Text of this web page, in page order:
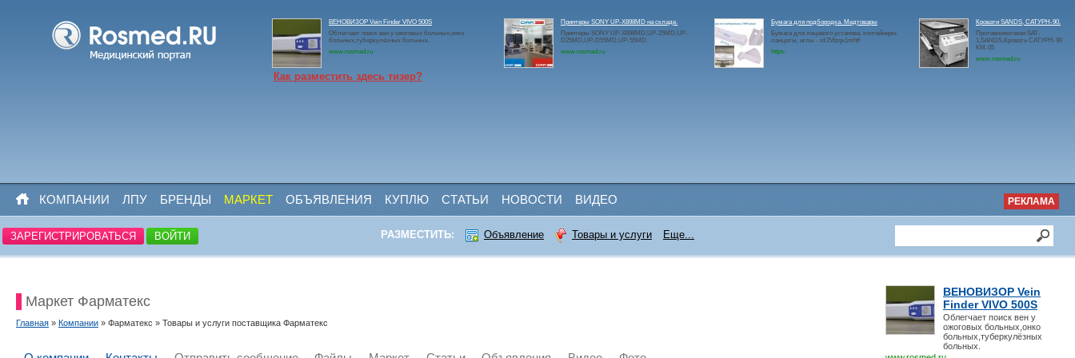
ВЕНОВИЗОР Vein Finder VIVO 500S
Облегчает поиск вен у ожоговых больных,онко
больных,туберкулёзных больных.
www.rosmed.ru
Принтеры SONY UP-X898MD на складе.
Принтеры SONY UP-X898MD,UP-25MD,UP-
D25MD,UP-D55MD,UP-55MD.
www.rosmed.ru
Бумага для подбородка. Медтовары
Бумага для лицевого установа, контейнеры,
ланцеты, иглы - id:2Vtzqx1mhtf
https:
Кровати SANDS, САТУРН-90.
Противоожоговая SAT-
1,SANDS,Кровать САТУРН-90
КМ-05
www.rosmed.ru
Как разместить здесь тизер?
КОМПАНИИ ЛПУ БРЕНДЫ МАРКЕТ ОБЪЯВЛЕНИЯ КУПЛЮ СТАТЬИ НОВОСТИ ВИДЕО РЕКЛАМА
ЗАРЕГИСТРИРОВАТЬСЯ ВОЙТИ РАЗМЕСТИТЬ: Объявление Товары и услуги Еще...
ВЕНОВИЗОР Vein
Finder VIVO 500S
Облегчает поиск вен у
ожоговых больных,онко
больных,туберкулёзных
больных.
Маркет Фарматекс
Главная » Компании » Фарматекс » Товары и услуги поставщика Фарматекс